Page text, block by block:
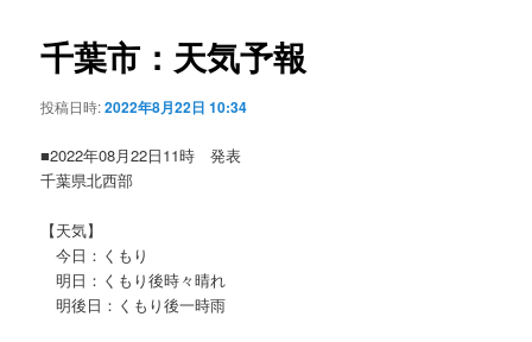
ゲ
ー
ョ
千葉市：天気予報
投稿日時:2022年8月22日 10:34
■2022年08月22日11時 発表
千葉県北西部
【天気】
今日：くもり
明日：くもり後時々晴れ
明後日：くもり後一時雨